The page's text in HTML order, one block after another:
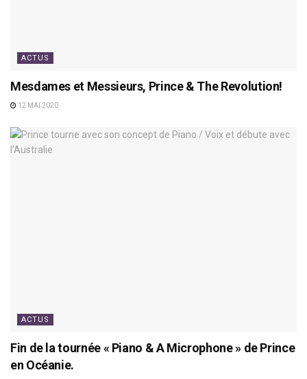
ACTUS
Mesdames et Messieurs, Prince & The Revolution!
12 MAI 2020
ACTUS
Fin de la tournée « Piano & A Microphone » de Prince
en Océanie.